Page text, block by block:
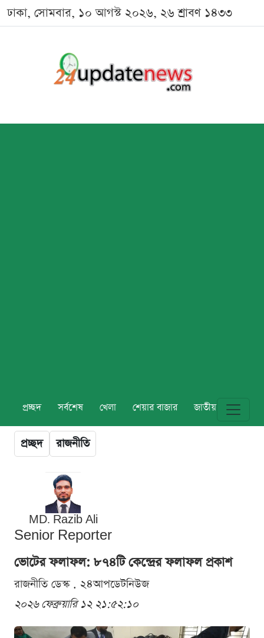
ঢাকা, সোমবার, ১০ আগস্ট ২০২৬, ২৬ শ্রাবণ ১৪৩৩
প্রচ্ছদ সর্বশেষ খেলা শেয়ার বাজার জাতীয় বিশ্ব
প্রচ্ছদ রাজনীতি
MD. Razib Ali
Senior Reporter
ভোটের ফলাফল: ৮৭৪টি কেন্দ্রের ফলাফল প্রকাশ
রাজনীতি ডেস্ক . ২৪আপডেটনিউজ
২০২৬ ফেব্রুয়ারি ১২ ২১:৫২:১০